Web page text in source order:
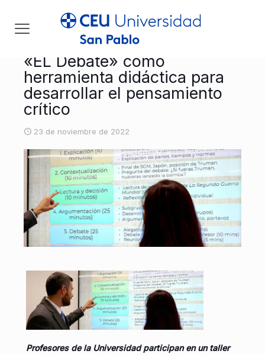
«EL Debate» como
herramienta didáctica para
desarrollar el pensamiento
crítico
23 de noviembre de 2022
Profesores de la Universidad participan en un taller